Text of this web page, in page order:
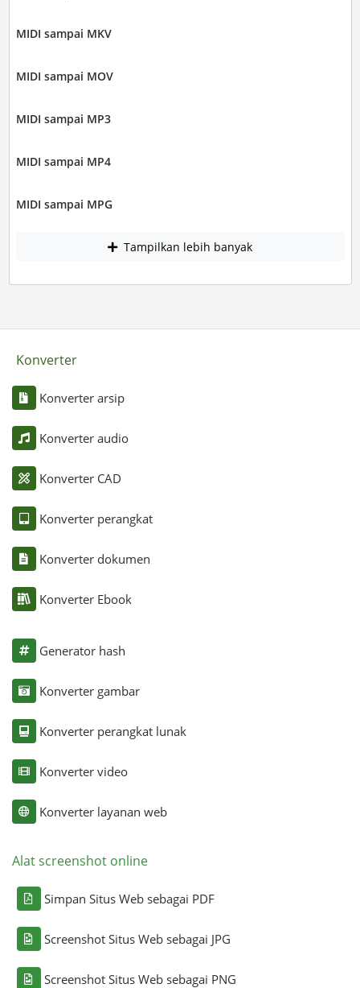
MIDI sampai MKV
MIDI sampai MOV
MIDI sampai MP3
MIDI sampai MP4
MIDI sampai MPG
Tampilkan lebih banyak
Konverter
Konverter arsip
Konverter audio
Konverter CAD
Konverter perangkat
Konverter dokumen
Konverter Ebook
Generator hash
Konverter gambar
Konverter perangkat lunak
Konverter video
Konverter layanan web
Alat screenshot online
Simpan Situs Web sebagai PDF
Screenshot Situs Web sebagai JPG
Screenshot Situs Web sebagai PNG